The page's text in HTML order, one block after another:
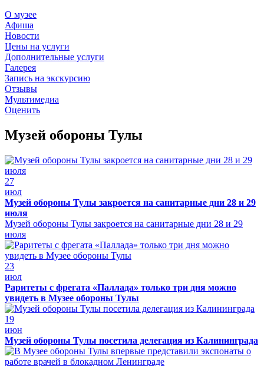
О музее
Афиша
Новости
Цены на услуги
Дополнительные услуги
Галерея
Запись на экскурсию
Отзывы
Мультимедиа
Оценить
Музей обороны Тулы
27
июл
Музей обороны Тулы закроется на санитарные дни 28 и 29
июля
Музей обороны Тулы закроется на санитарные дни 28 и 29
июля
23
июл
Раритеты с фрегата «Паллада» только три дня можно
увидеть в Музее обороны Тулы
19
июн
Музей обороны Тулы посетила делегация из Калининграда